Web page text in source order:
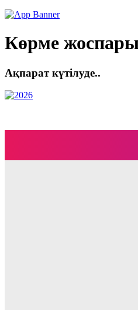
Көрме
Ақпарат күтілуде..